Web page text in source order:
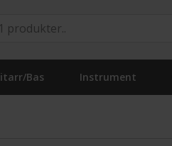
Bas Instrument